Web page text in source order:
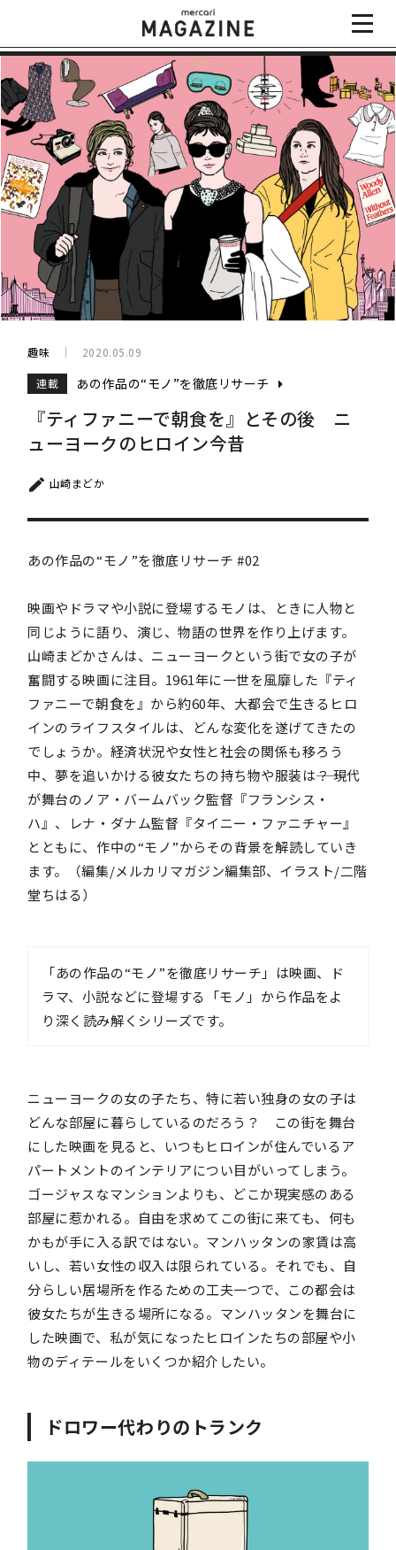
趣味 2020.05.09
連載 あの作品の“モノ”を徹底リサーチ
『ティファニーで朝食を』とその後 ニ
ューヨークのヒロイン今昔
山崎まどか
あの作品の“モノ”を徹底リサーチ #02
映画やドラマや小説に登場するモノは、ときに人物と
同じように語り、演じ、物語の世界を作り上げます。
山崎まどかさんは、ニューヨークという街で女の子が
奮闘する映画に注目。1961年に一世を風靡した『ティ
ファニーで朝食を』から約60年、大都会で生きるヒロ
インのライフスタイルは、どんな変化を遂げてきたの
でしょうか。経済状況や女性と社会の関係も移ろう
中、夢を追いかける彼女たちの持ち物や服装は――？ 現代
が舞台のノア・バームバック監督『フランシス・
ハ』、レナ・ダナム監督『タイニー・ファニチャー』
とともに、作中の“モノ”からその背景を解読していき
ます。（編集/メルカリマガジン編集部、イラスト/二階
堂ちはる）
「あの作品の“モノ”を徹底リサーチ」は映画、ド
ラマ、小説などに登場する「モノ」から作品をよ
り深く読み解くシリーズです。
ニューヨークの女の子たち、特に若い独身の女の子は
どんな部屋に暮らしているのだろう？ この街を舞台
にした映画を見ると、いつもヒロインが住んでいるア
パートメントのインテリアについ目がいってしまう。
ゴージャスなマンションよりも、どこか現実感のある
部屋に惹かれる。自由を求めてこの街に来ても、何も
かもが手に入る訳ではない。マンハッタンの家賃は高
いし、若い女性の収入は限られている。それでも、自
分らしい居場所を作るための工夫一つで、この都会は
彼女たちが生きる場所になる。マンハッタンを舞台に
した映画で、私が気になったヒロインたちの部屋や小
物のディテールをいくつか紹介したい。
ドロワー代わりのトランク